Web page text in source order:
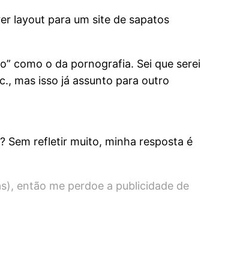
layout para um site de sapatos
como o da pornografia. Sei que serei
mas isso já assunto para outro
Sem refletir muito, minha resposta é
então me perdoe a publicidade de